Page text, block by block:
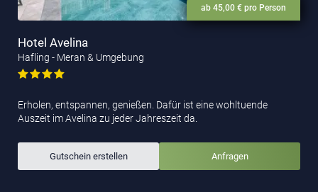
ab 45,00 € pro Person
Hotel Avelina
Hafling - Meran & Umgebung
Erholen, entspannen, genießen. Dafür ist eine wohltuende
Auszeit im Avelina zu jeder Jahreszeit da.
Gutschein erstellen Anfragen